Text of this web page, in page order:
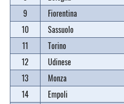
9
Fiorentina
10
Sassuolo
11
Torino
12
Udinese
13
Monza
14
Empoli